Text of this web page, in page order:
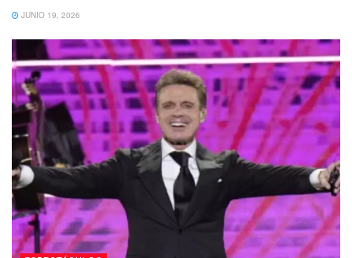
El video que generó polémica fue uno donde se ve cómo
Piqué se acerca a uno de ellos y parece gritarle mientras
mueve las manos. El otro pequeño solo se queda viendo
JUNIO 19, 2026